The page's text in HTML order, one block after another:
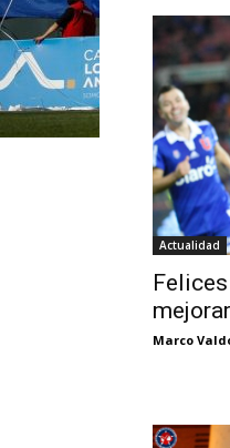
Actualidad
mejorar
Marco